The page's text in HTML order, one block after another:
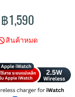
฿1,590
สินค้าหมด